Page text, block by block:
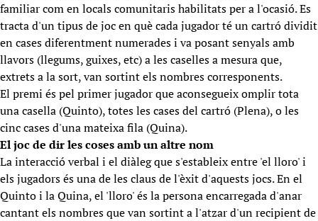
familiar com en locals comunitaris habilitats per a l'ocasió. Es
tracta d'un tipus de joc en què cada jugador té un cartró dividit
en cases diferentment numerades i va posant senyals amb
llavors (llegums, guixes, etc) a les caselles a mesura que,
extrets a la sort, van sortint els nombres corresponents.
El premi és pel primer jugador que aconsegueix omplir tota
una casella (Quinto), totes les cases del cartró (Plena), o les
cinc cases d'una mateixa fila (Quina).
El joc de dir les coses amb un altre nom
La interacció verbal i el diàleg que s'estableix entre 'el lloro' i
els jugadors és una de les claus de l'èxit d'aquests jocs. En el
Quinto i la Quina, el 'lloro' és la persona encarregada d'anar
cantant els nombres que van sortint a l'atzar d'un recipient de